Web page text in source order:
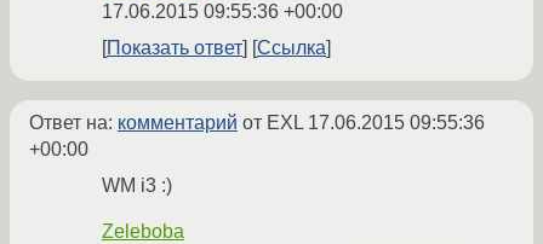
17.06.2015 09:55:36 +00:00
Показать ответ
Ссылка
Ответ на: комментарий от EXL 17.06.2015 09:55:36
+00:00
WM i3 :)
Zeleboba